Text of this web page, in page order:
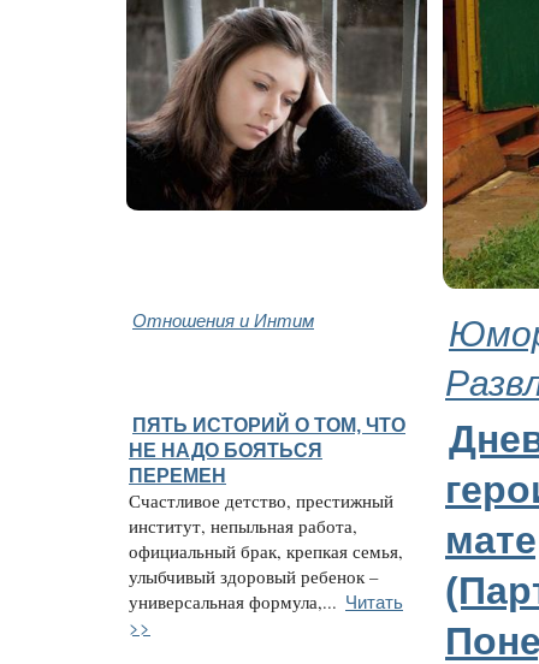
Отношения и Интим
ПЯТЬ ИСТОРИЙ О ТОМ, ЧТО
НЕ НАДО БОЯТЬСЯ
ПЕРЕМЕН
Счастливое детство, престижный
институт, непыльная работа,
официальный брак, крепкая семья,
улыбчивый здоровый ребенок –
универсальная формула,... Читать
>>